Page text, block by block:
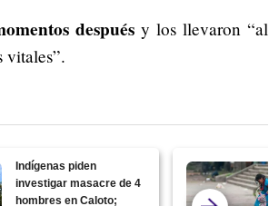
después y los llevaron “al
vitales”.
Indígenas piden
investigar masacre de 4
hombres en Caloto;